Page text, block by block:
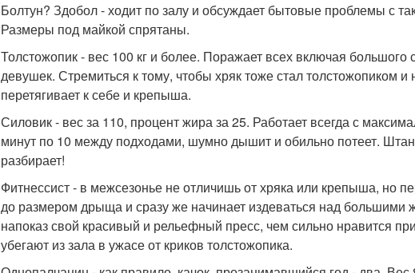
Болтун? Здобол - ходит по залу и обсуждает бытовые проблемы с
Размеры под майкой спрятаны.
Толстожопик - вес 100 кг и более. Поражает всех включая
девушек. Стремиться к тому, чтобы хряк тоже стал толстожопиком
перетягивает к себе и крепыша.
Силовик - вес за 110, процент жира за 25. Работает всегда с
минут по 10 между подходами, шумно дышит и обильно потеет.
разбирает!
Фитнессист - в межсезонье не отличишь от хряка или крепыша, но
до размером дрыща и сразу же начинает издеваться над большими
напоказ свой красивый и рельефный пресс, чем сильно нравится
убегают из зала в ужасе от криков толстожопика.